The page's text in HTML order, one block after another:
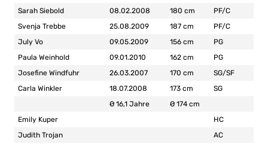
Sarah Siebold
08.02.2008 180 cm
PF/C
Svenja Trebbe
25.08.2009 187 cm
PF/C
July Vo
09.05.2009 156 cm
PG
Paula Weinhold
09.01.2010 162 cm
PG
Josefine Windfuhr
26.03.2007 170 cm
SG/SF
Carla Winkler
18.07.2008 173 cm
SG
Ø 16,1 Jahre
Ø 174 cm
Emily Kuper
HC
Judith Trojan
AC